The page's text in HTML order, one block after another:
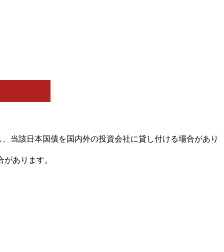
当該日本国債を国内外の投資会社に貸し付ける場合があり
あります。